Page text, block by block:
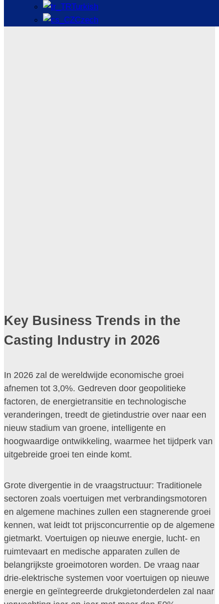
Turkish
Czech
Key Business Trends in the
Casting Industry in 2026
In 2026 zal de wereldwijde economische groei
afnemen tot 3,0%. Gedreven door geopolitieke
factoren, de energietransitie en technologische
veranderingen, treedt de gietindustrie over naar een
nieuw stadium van groene, intelligente en
hoogwaardige ontwikkeling, waarmee het tijdperk van
uitgebreide groei ten einde komt.
Grote divergentie in de vraagstructuur: Traditionele
sectoren zoals voertuigen met verbrandingsmotoren
en algemene machines zullen een stagnerende groei
kennen, wat leidt tot prijsconcurrentie op de algemene
gietmarkt. Voertuigen op nieuwe energie, lucht- en
ruimtevaart en medische apparaten zullen de
belangrijkste groeimotoren worden. De vraag naar
drie-elektrische systemen voor voertuigen op nieuwe
energie en geïntegreerde drukgietonderdelen zal naar